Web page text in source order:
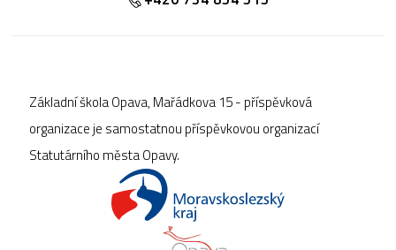
Základní škola Opava, Mařádkova 15 - příspěvková
organizace je samostatnou příspěvkovou organizací
Statutárního města Opavy.